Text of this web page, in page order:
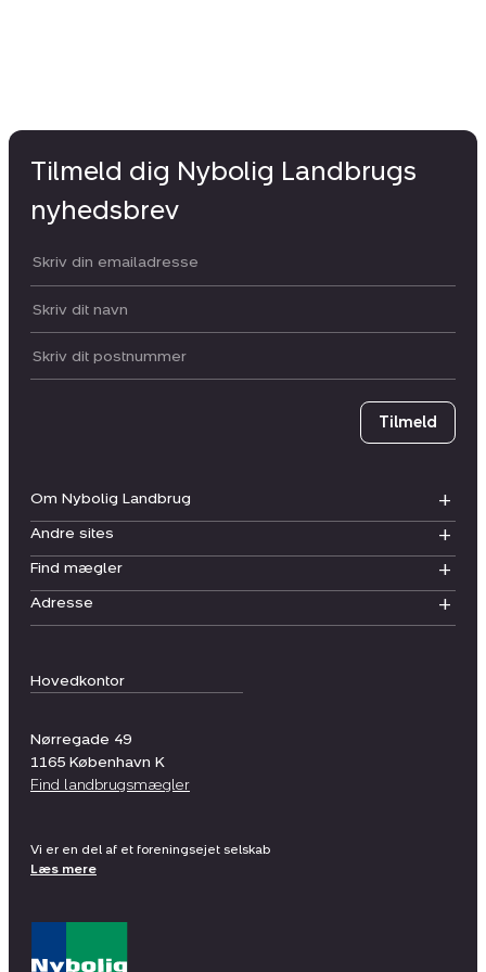
Hovedkontor
Nørregade 49
1165 København K
Find landbrugsmægler
Om Nybolig Landbrug
Andre sites
Find mægler
Adresse
Tilmeld dig Nybolig Landbrugs
nyhedsbrev
Din email:
Dit navn:
Postnummer
Tilmeld
Vi er en del af et foreningsejet selskab
Læs mere